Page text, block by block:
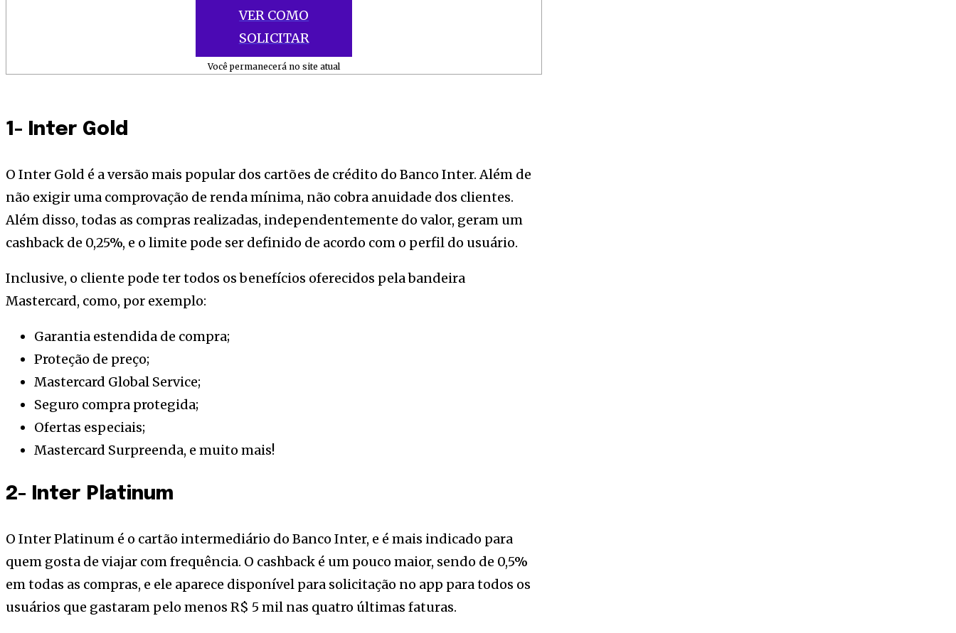
VER COMO
SOLICITAR
Você permanecerá no site atual
1- Inter Gold
O Inter Gold é a versão mais popular dos cartões de crédito do Banco Inter. Além de
não exigir uma comprovação de renda mínima, não cobra anuidade dos clientes.
Além disso, todas as compras realizadas, independentemente do valor, geram um
cashback de 0,25%, e o limite pode ser definido de acordo com o perfil do usuário.
Inclusive, o cliente pode ter todos os benefícios oferecidos pela bandeira
Mastercard, como, por exemplo:
Garantia estendida de compra;
Proteção de preço;
Mastercard Global Service;
Seguro compra protegida;
Ofertas especiais;
Mastercard Surpreenda, e muito mais!
2- Inter Platinum
O Inter Platinum é o cartão intermediário do Banco Inter, e é mais indicado para
quem gosta de viajar com frequência. O cashback é um pouco maior, sendo de 0,5%
em todas as compras, e ele aparece disponível para solicitação no app para todos os
usuários que gastaram pelo menos R$ 5 mil nas quatro últimas faturas.